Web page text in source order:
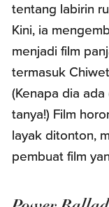
tentang labirin
Kini, ia
menjadi film
termasuk
(Kenapa dia
tanya!) Film
layak ditonton,
pembuat film